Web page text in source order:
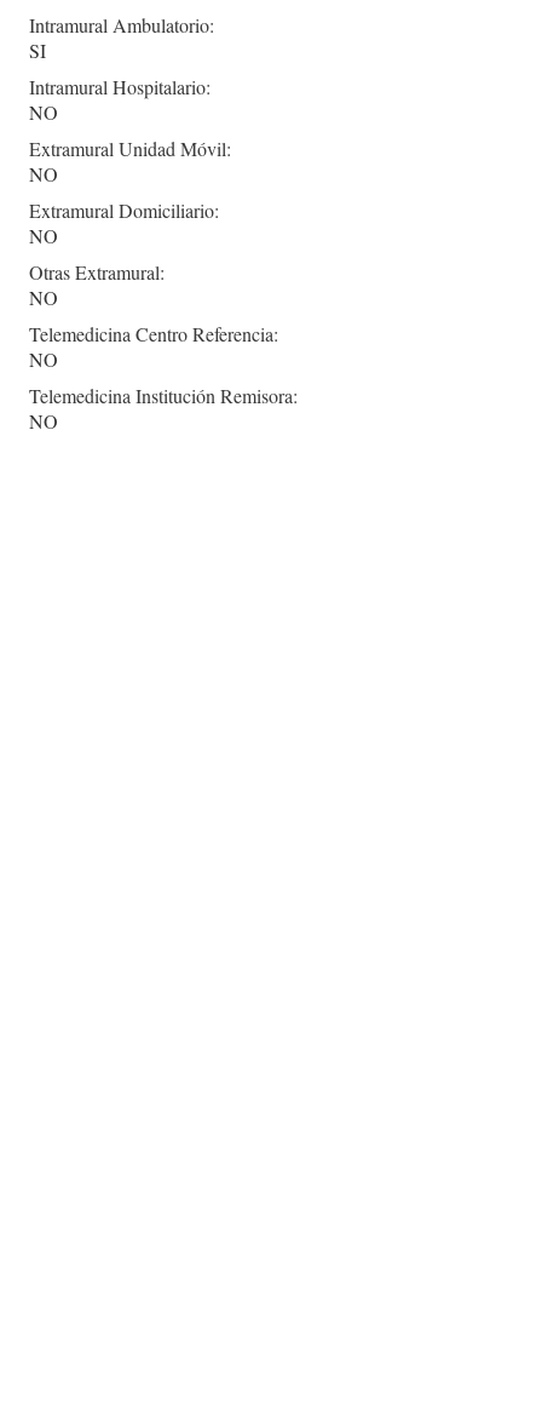
Intramural Ambulatorio:
SI
Intramural Hospitalario:
NO
Extramural Unidad Móvil:
NO
Extramural Domiciliario:
NO
Otras Extramural:
NO
Telemedicina Centro Referencia:
NO
Telemedicina Institución Remisora:
NO